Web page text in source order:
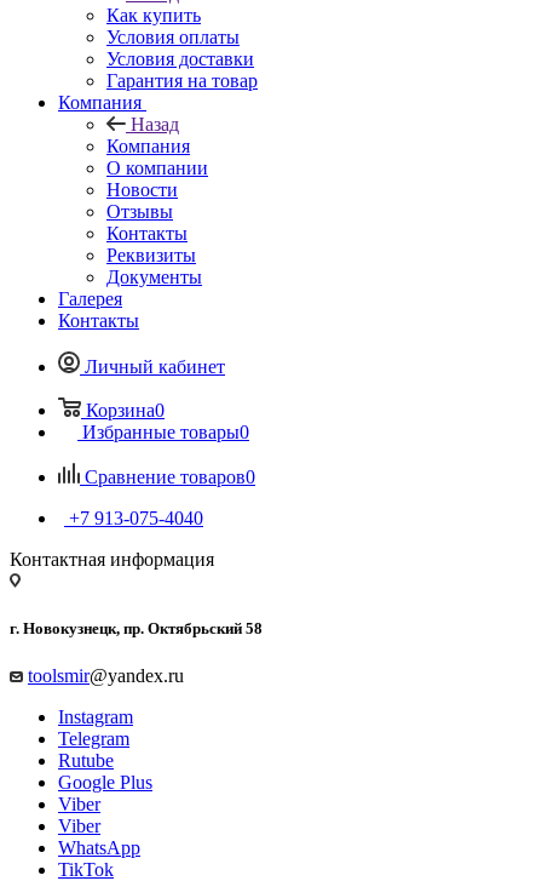
Как купить
Условия оплаты
Условия доставки
Гарантия на товар
Компания
Назад
Компания
О компании
Новости
Отзывы
Контакты
Реквизиты
Документы
Галерея
Контакты
Личный кабинет
Корзина0
Избранные товары0
Сравнение товаров0
+7 913-075-4040
Контактная информация
г. Новокузнецк, пр. Октябрьский 58
toolsmir@yandex.ru
Instagram
Telegram
Rutube
Google Plus
Viber
Viber
WhatsApp
TikTok